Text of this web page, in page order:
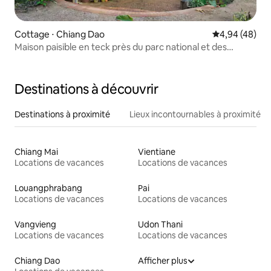
Cottage ⋅ Chiang Dao Évaluation
4,94 (48)
Maison paisible en teck près du parc national et des
Destinations à découvrir
Destinations à proximité Lieux incontournables à proximité
Chiang Mai
Locations de vacances
Vientiane
Locations de vacances
Louangphrabang
Locations de vacances
Pai
Locations de vacances
Vangvieng
Locations de vacances
Udon Thani
Locations de vacances
Chiang Dao
Afficher plus